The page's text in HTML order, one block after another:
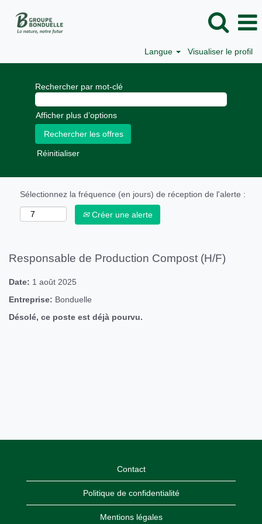
Langue Visualiser le profil
Rechercher par mot-clé
Afficher plus d’options
Réinitialiser
Sélectionnez la fréquence (en jours) de réception de l'alerte :
Créer une alerte
Responsable de Production Compost (H/F)
Date: 1 août 2025
Entreprise: Bonduelle
Désolé, ce poste est déjà pourvu.
Contact
Politique de confidentialité
Mentions légales